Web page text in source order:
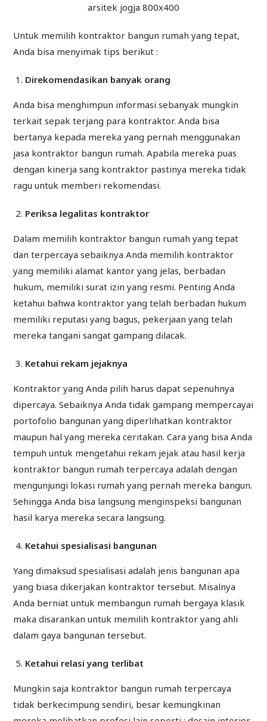
Untuk memilih kontraktor bangun rumah yang tepat,
Anda bisa menyimak tips berikut :
Direkomendasikan banyak orang
Anda bisa menghimpun informasi sebanyak mungkin
terkait sepak terjang para kontraktor. Anda bisa
bertanya kepada mereka yang pernah menggunakan
jasa kontraktor bangun rumah. Apabila mereka puas
dengan kinerja sang kontraktor pastinya mereka tidak
ragu untuk memberi rekomendasi.
Periksa legalitas kontraktor
Dalam memilih kontraktor bangun rumah yang tepat
dan terpercaya sebaiknya Anda memilih kontraktor
yang memiliki alamat kantor yang jelas, berbadan
hukum, memiliki surat izin yang resmi. Penting Anda
ketahui bahwa kontraktor yang telah berbadan hukum
memiliki reputasi yang bagus, pekerjaan yang telah
mereka tangani sangat gampang dilacak.
Ketahui rekam jejaknya
Kontraktor yang Anda pilih harus dapat sepenuhnya
dipercaya. Sebaiknya Anda tidak gampang mempercayai
portofolio bangunan yang diperlihatkan kontraktor
maupun hal yang mereka ceritakan. Cara yang bisa Anda
tempuh untuk mengetahui rekam jejak atau hasil kerja
kontraktor bangun rumah terpercaya adalah dengan
mengunjungi lokasi rumah yang pernah mereka bangun.
Sehingga Anda bisa langsung menginspeksi bangunan
hasil karya mereka secara langsung.
Ketahui spesialisasi bangunan
Yang dimaksud spesialisasi adalah jenis bangunan apa
yang biasa dikerjakan kontraktor tersebut. Misalnya
Anda berniat untuk membangun rumah bergaya klasik
maka disarankan untuk memilih kontraktor yang ahli
dalam gaya bangunan tersebut.
Ketahui relasi yang terlibat
Mungkin saja kontraktor bangun rumah terpercaya
tidak berkecimpung sendiri, besar kemungkinan